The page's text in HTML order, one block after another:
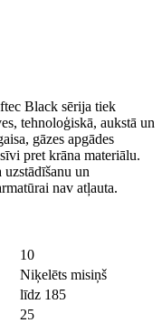
Black sērija tiek
tehnoloģiskā, aukstā un
gāzes apgādes
pret krāna materiālu.
un
nav atļauta.
10
Niķelēts misiņš
līdz 185
25